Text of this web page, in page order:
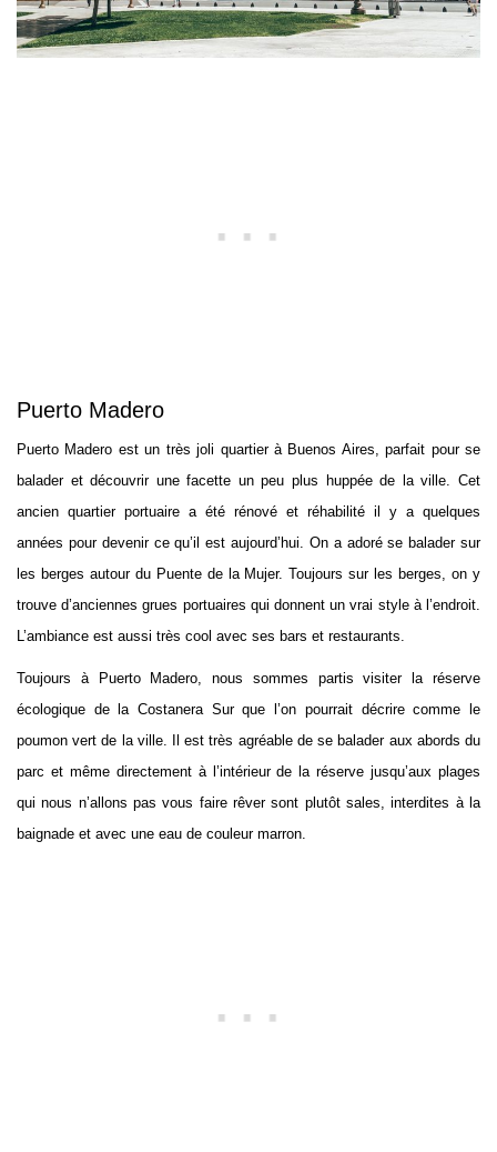
Puerto Madero
Puerto Madero est un très joli quartier à Buenos Aires, parfait pour se
balader et découvrir une facette un peu plus huppée de la ville. Cet
ancien quartier portuaire a été rénové et réhabilité il y a quelques
années pour devenir ce qu’il est aujourd’hui. On a adoré se balader sur
les berges autour du Puente de la Mujer. Toujours sur les berges, on y
trouve d’anciennes grues portuaires qui donnent un vrai style à l’endroit.
L’ambiance est aussi très cool avec ses bars et restaurants.
Toujours à Puerto Madero, nous sommes partis visiter la réserve
écologique de la Costanera Sur que l’on pourrait décrire comme le
poumon vert de la ville. Il est très agréable de se balader aux abords du
parc et même directement à l’intérieur de la réserve jusqu’aux plages
qui nous n’allons pas vous faire rêver sont plutôt sales, interdites à la
baignade et avec une eau de couleur marron.